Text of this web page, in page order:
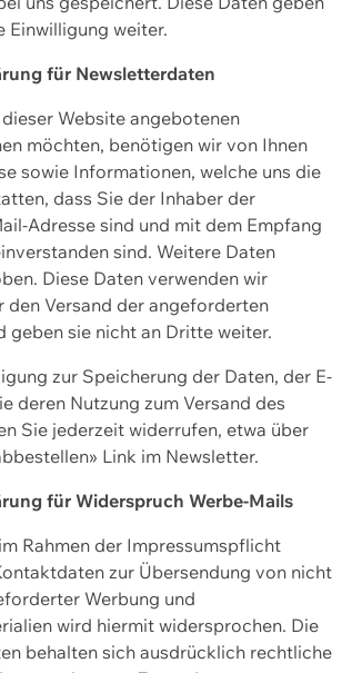
Einwilligung weiter.
für Newsletterdaten
Website angebotenen
möchten, benötigen wir von Ihnen
sowie Informationen, welche uns die
dass Sie der Inhaber der
Adresse sind und mit dem Empfang
sind. Weitere Daten
Diese Daten verwenden wir
den Versand der angeforderten
geben sie nicht an Dritte weiter.
zur Speicherung der Daten, der E-
deren Nutzung zum Versand des
Sie jederzeit widerrufen, etwa über
Link im Newsletter.
für Widerspruch Werbe-Mails
Rahmen der Impressumspflicht
zur Übersendung von nicht
Werbung und
wird hiermit widersprochen. Die
behalten sich ausdrücklich rechtliche